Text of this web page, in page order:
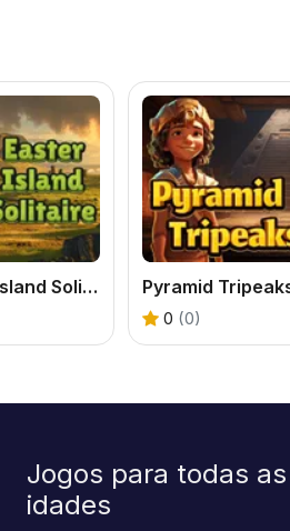
Easter Island Solitaire Pyramid
0 (0)
Jogos para todas as
idades